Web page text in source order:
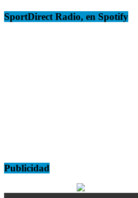
SportDirect Radio, en Spotify
Publicidad